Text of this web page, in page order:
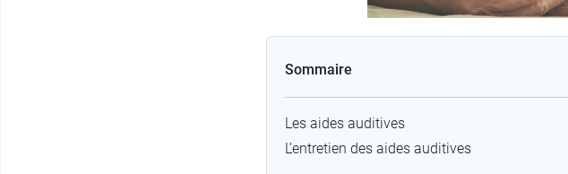
Sommaire
Les aides auditives
L’entretien des aides auditives